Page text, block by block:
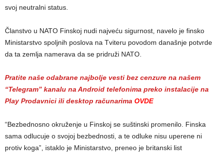
svoj neutralni status.
Članstvo u NATO Finskoj nudi najveću sigurnost, navelo je finsko
Ministarstvo spoljnih poslova na Tviteru povodom današnje potvrde
da ta zemlja namerava da se pridruži NATO.
Pratite naše odabrane najbolje vesti bez cenzure na našem
“Telegram” kanalu na Android telefonima preko instalacije na
Play Prodavnici ili desktop računarima OVDE
“Bezbednosno okruženje u Finskoj se suštinski promenilo. Finska
sama odlucuje o svojoj bezbednosti, a te odluke nisu uperene ni
protiv koga”, istaklo je Ministarstvo, preneo je britanski list